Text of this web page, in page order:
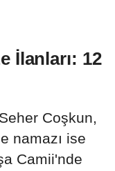
İlanları: 12
Coşkun,
namazı ise
Camii'nde